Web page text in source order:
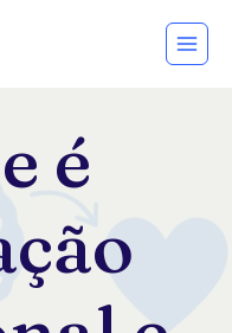
é